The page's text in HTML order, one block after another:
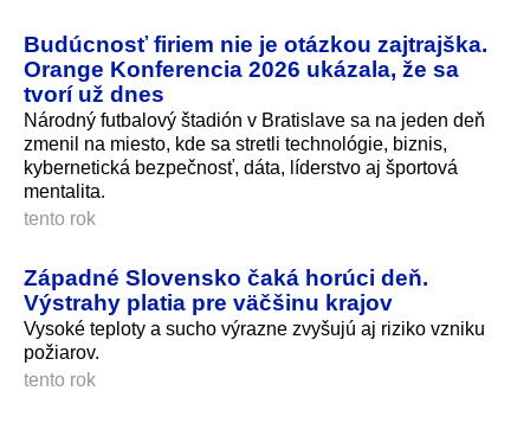
Budúcnosť firiem nie je otázkou zajtrajška.
Orange Konferencia 2026 ukázala, že sa
tvorí už dnes
Národný futbalový štadión v Bratislave sa na jeden deň
zmenil na miesto, kde sa stretli technológie, biznis,
kybernetická bezpečnosť, dáta, líderstvo aj športová
mentalita.
tento rok
Západné Slovensko čaká horúci deň.
Výstrahy platia pre väčšinu krajov
Vysoké teploty a sucho výrazne zvyšujú aj riziko vzniku
požiarov.
tento rok